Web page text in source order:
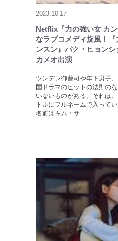
2023.10.17
Netflix『力の強い女 カ
なラブコメディ旋風！
ンスン』パク・ヒョン
カメオ出演
ツンデレ御曹司や年下男子
国ドラマのヒットの法則の
いないものがある。それは
トルにフルネームで入って
名前はキム・サ…